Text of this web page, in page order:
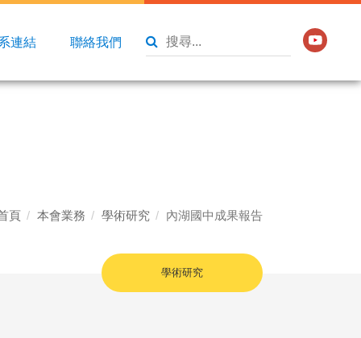
連結 聯絡我們
頁 本會業務 學術研究 內湖國中成果報告
學術研究